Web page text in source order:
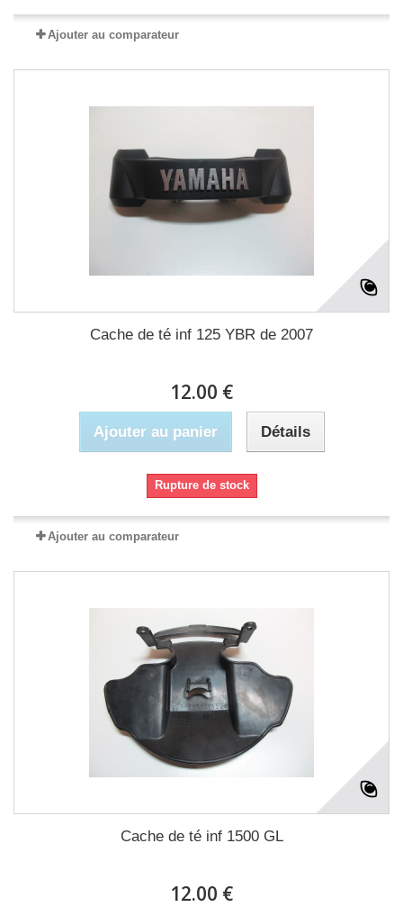
Ajouter au comparateur
Cache de té inf 125 YBR de 2007
12.00 €
Ajouter au panier Détails
Rupture de stock
Ajouter au comparateur
Cache de té inf 1500 GL
12.00 €